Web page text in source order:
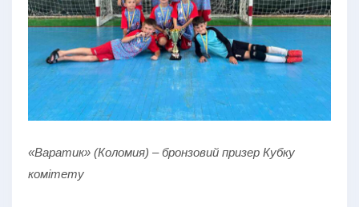
«Варатик» (Коломия) – бронзовий призер Кубку
комітету